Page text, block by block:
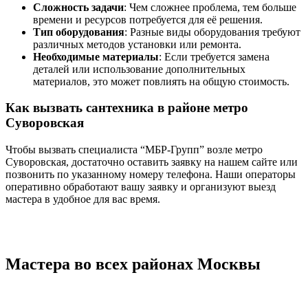
Сложность задачи: Чем сложнее проблема, тем больше
времени и ресурсов потребуется для её решения.
Тип оборудования: Разные виды оборудования требуют
различных методов установки или ремонта.
Необходимые материалы: Если требуется замена
деталей или использование дополнительных
материалов, это может повлиять на общую стоимость.
Как вызвать сантехника в районе метро
Суворовская
Чтобы вызвать специалиста “МБР-Групп” возле метро
Суворовская, достаточно оставить заявку на нашем сайте или
позвонить по указанному номеру телефона. Наши операторы
оперативно обработают вашу заявку и организуют выезд
мастера в удобное для вас время.
Мастера во всех районах Москвы